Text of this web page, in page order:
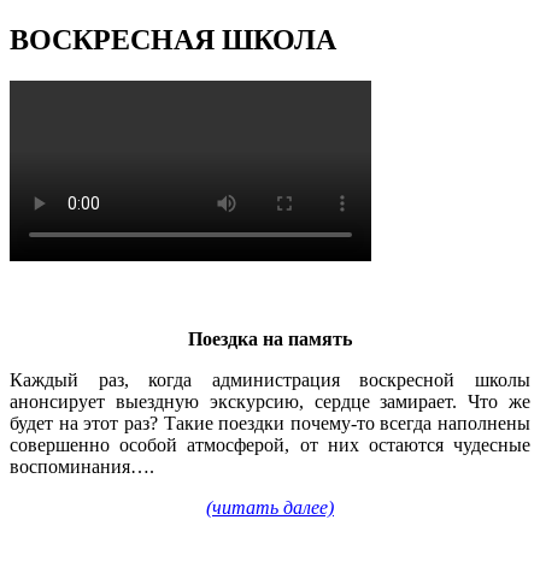
ВОСКРЕСНАЯ ШКОЛА
Поездка на память
Каждый раз, когда администрация воскресной школы
анонсирует выездную экскурсию, сердце замирает. Что же
будет на этот раз? Такие поездки почему-то всегда наполнены
совершенно особой атмосферой, от них остаются чудесные
воспоминания….
(читать далее)